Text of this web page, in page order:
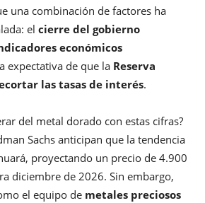
una combinación de factores ha
el cierre del gobierno
económicos
expectativa de que la Reserva
las tasas de interés.
del metal dorado con estas cifras?
Sachs anticipan que la tendencia
proyectando un precio de 4.900
diciembre de 2026. Sin embargo,
el equipo de metales preciosos